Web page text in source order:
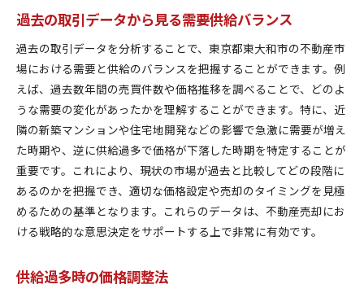
過去の取引データから見る需要供給バランス
過去の取引データを分析することで、東京都東大和市の不動産市
場における需要と供給のバランスを把握することができます。例
えば、過去数年間の売買件数や価格推移を調べることで、どのよ
うな需要の変化があったかを理解することができます。特に、近
隣の新築マンションや住宅地開発などの影響で急激に需要が増え
た時期や、逆に供給過多で価格が下落した時期を特定することが
重要です。これにより、現状の市場が過去と比較してどの段階に
あるのかを把握でき、適切な価格設定や売却のタイミングを見極
めるための基準となります。これらのデータは、不動産売却にお
ける戦略的な意思決定をサポートする上で非常に有効です。
供給過多時の価格調整法